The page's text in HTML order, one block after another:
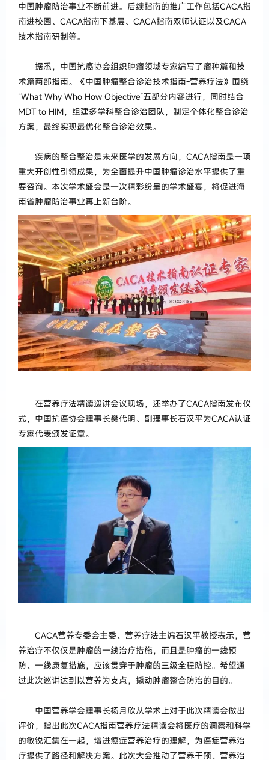
中国肿瘤防治事业不断前进。后续指南的推广工作包括CACA指
南进校园、CACA指南下基层、CACA指南双师认证以及CACA
技术指南研制等。
据悉，中国抗癌协会组织肿瘤领域专家编写了瘤种篇和技
术篇两部指南。《中国肿瘤整合诊治技术指南-营养疗法》围绕
“What Why Who How Objective”五部分内容进行，同时结合
MDT to HIM，组建多学科整合诊治团队，制定个体化整合诊治
方案，最终实现最优化整合诊治效果。
疾病的整合整治是未来医学的发展方向，CACA指南是一项
重大开创性引领成果，为全面提升中国肿瘤诊治水平提供了重
要咨询。本次学术盛会是一次精彩纷呈的学术盛宴，将促进海
南省肿瘤防治事业再上新台阶。
在营养疗法精读巡讲会议现场，还举办了CACA指南发布仪
式，中国抗癌协会理事长樊代明、副理事长石汉平为CACA认证
专家代表颁发证章。
CACA营养专委会主委、营养疗法主编石汉平教授表示，营
养治疗不仅仅是肿瘤的一线治疗措施，而且是肿瘤的一线预
防、一线康复措施，应该贯穿于肿瘤的三级全程防控。希望通
过此次巡讲达到以营养为支点，撬动肿瘤整合防治的目的。
中国营养学会理事长杨月欣从学术上对于此次精读会做出
评价，指出此次CACA指南营养疗法精读会将医疗的洞察和科学
的敏锐汇集在一起，增进癌症营养治疗的理解，为癌症营养治
疗提供了路径和解决方案。此次大会推动了营养干预、营养治